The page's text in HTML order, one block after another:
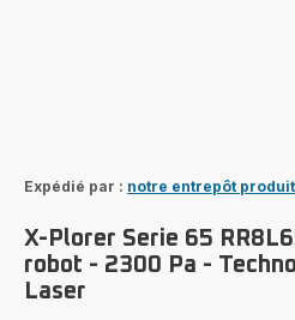
Expédié par : notre entrepôt
X-Plorer Serie 65
robot - 2300 Pa -
Laser